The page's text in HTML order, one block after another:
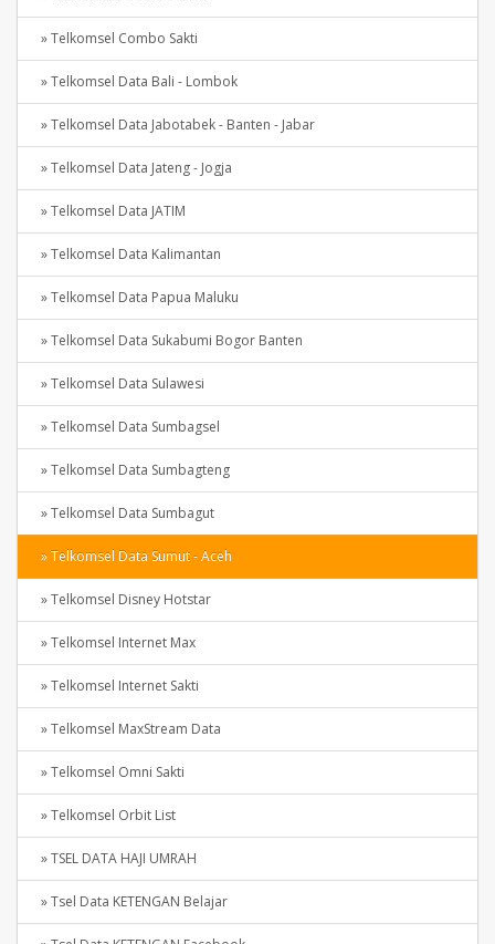
» Telkomsel Combo Sakti
» Telkomsel Data Bali - Lombok
» Telkomsel Data Jabotabek - Banten - Jabar
» Telkomsel Data Jateng - Jogja
» Telkomsel Data JATIM
» Telkomsel Data Kalimantan
» Telkomsel Data Papua Maluku
» Telkomsel Data Sukabumi Bogor Banten
» Telkomsel Data Sulawesi
» Telkomsel Data Sumbagsel
» Telkomsel Data Sumbagteng
» Telkomsel Data Sumbagut
» Telkomsel Data Sumut - Aceh
» Telkomsel Disney Hotstar
» Telkomsel Internet Max
» Telkomsel Internet Sakti
» Telkomsel MaxStream Data
» Telkomsel Omni Sakti
» Telkomsel Orbit List
» TSEL DATA HAJI UMRAH
» Tsel Data KETENGAN Belajar